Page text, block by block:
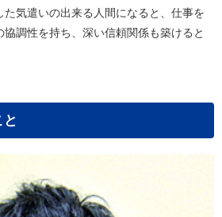
気遣いの出来る人間になると、仕事を
調性を持ち、深い信頼関係も築けると
と